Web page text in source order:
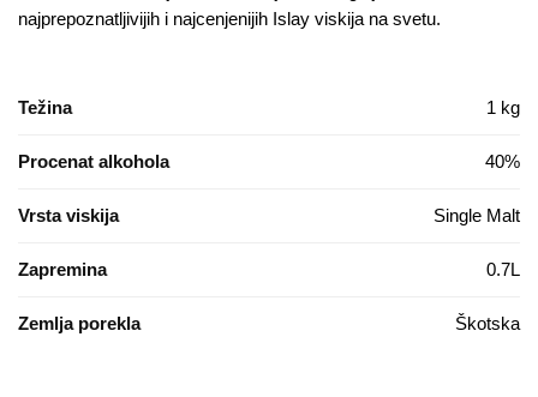
najprepoznatljivijih i najcenjenijih Islay viskija na svetu.
Težina 1 kg
Procenat alkohola 40%
Vrsta viskija Single Malt
Zapremina 0.7L
Zemlja porekla Škotska